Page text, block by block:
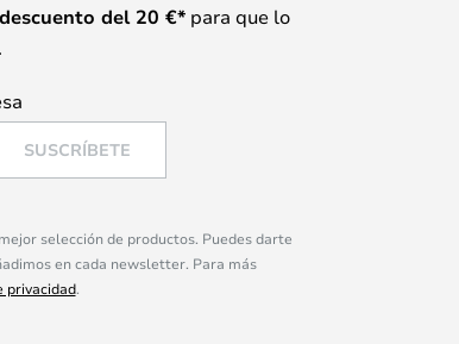
del 20 €*para que lo
SUSCRÍBETE
selección de productos. Puedes darte
en cada newsletter. Para más
privacidad.